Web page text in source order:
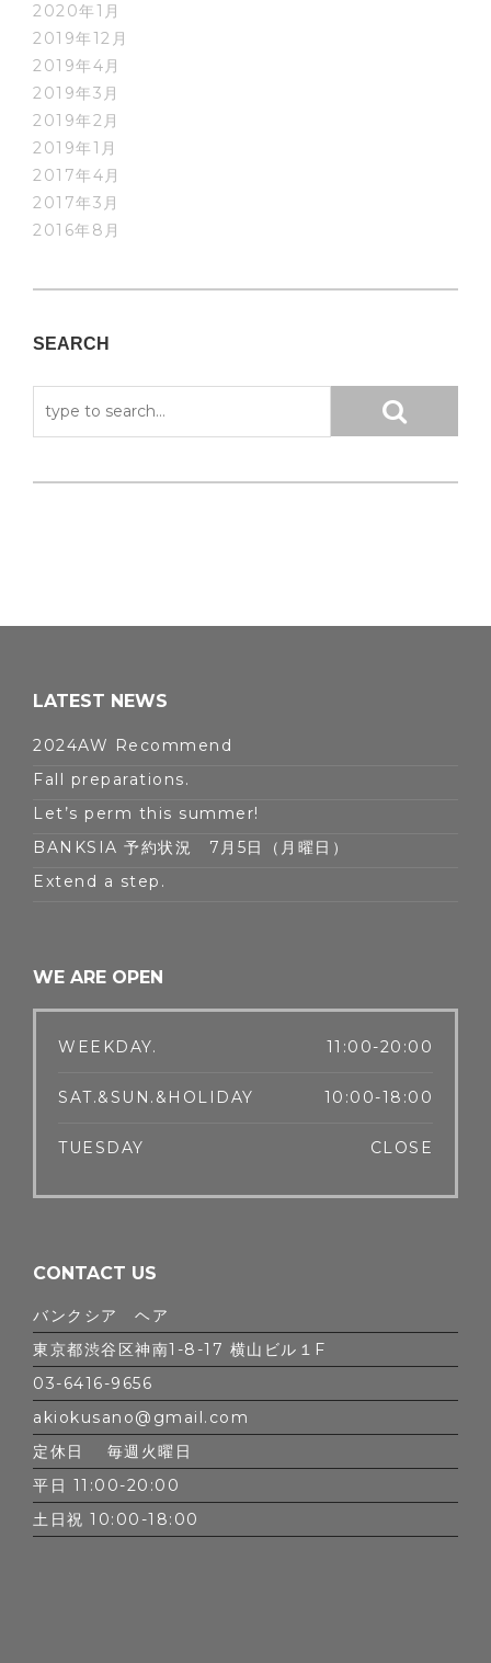
2020年1月
2019年12月
2019年4月
2019年3月
2019年2月
2019年1月
2017年4月
2017年3月
2016年8月
SEARCH
LATEST NEWS
2024AW Recommend
Fall preparations.
Let’s perm this summer!
BANKSIA 予約状況 7月5日（月曜日）
Extend a step.
WE ARE OPEN
WEEKDAY. 11:00-20:00
SAT.&SUN.&HOLIDAY 10:00-18:00
TUESDAY CLOSE
CONTACT US
バンクシア ヘア
東京都渋谷区神南1-8-17 横山ビル１F
03-6416-9656
akiokusano@gmail.com
定休日 毎週火曜日
平日 11:00-20:00
土日祝 10:00-18:00